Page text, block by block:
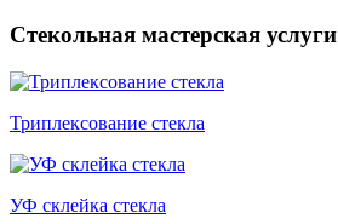
Стекольная мастерская услуги
Триплексование стекла
УФ склейка стекла